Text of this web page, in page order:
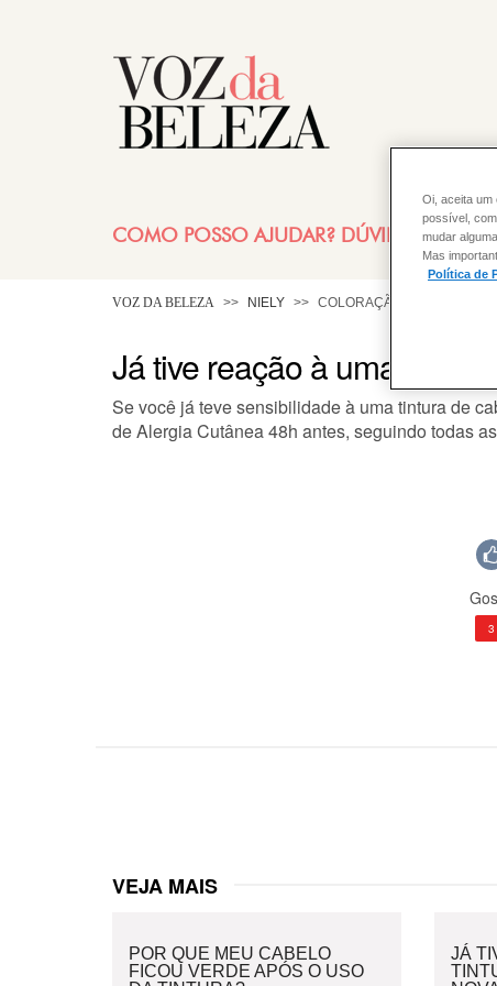
COMO POSSO AJUDAR? DÚVIDAS SOBRE:
VOZ DA BELEZA NIELY COLORAÇÃO
Já tive reação à uma
Se você já teve sensibilidade à umatintura de
deAlergiaCutânea 48h antes, seguindo todas
3
VEJA MAIS
POR QUE MEU CABELO
FICOU VERDE APÓS O USO
JÁ
Oi, aceita um
possível,
mudar
Mas
Política de